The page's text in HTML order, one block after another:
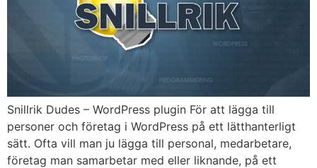
Snillrik Dudes – WordPress plugin För att lägga till
personer och företag i WordPress på ett lätthanterligt
sätt. Ofta vill man ju lägga till personal, medarbetare,
företag man samarbetar med eller liknande, på ett